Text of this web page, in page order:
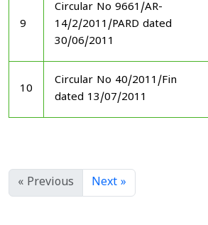
9
Circular No 9661/AR-
14/2/2011/PARD dated
30/06/2011
10
Circular No 40/2011/Fin
dated 13/07/2011
« Previous Next »